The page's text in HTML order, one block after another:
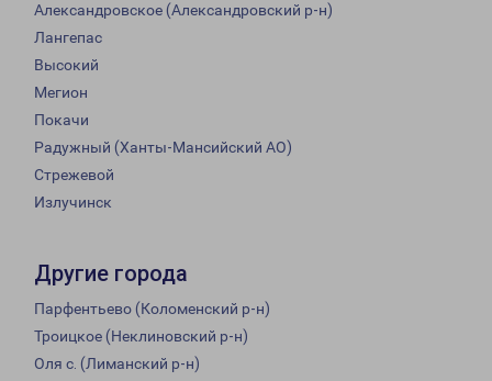
Александровское (Александровский р-н)
Лангепас
Высокий
Мегион
Покачи
Радужный (Ханты-Мансийский АО)
Стрежевой
Излучинск
Другие города
Парфентьево (Коломенский р-н)
Троицкое (Неклиновский р-н)
Оля с. (Лиманский р-н)